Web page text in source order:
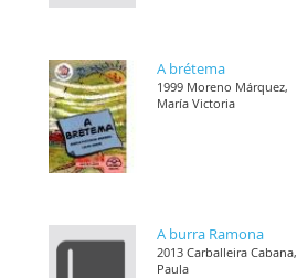
A brétema
1999 Moreno Márquez,
María Victoria
A burra Ramona
2013 Carballeira Cabana,
Paula